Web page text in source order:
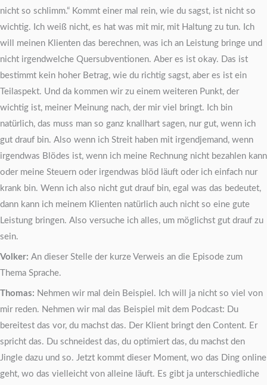
nicht so schlimm.“ Kommt einer mal rein, wie du sagst, ist nicht so
wichtig. Ich weiß nicht, es hat was mit mir, mit Haltung zu tun. Ich
will meinen Klienten das berechnen, was ich an Leistung bringe und
nicht irgendwelche Quersubventionen. Aber es ist okay. Das ist
bestimmt kein hoher Betrag, wie du richtig sagst, aber es ist ein
Teilaspekt. Und da kommen wir zu einem weiteren Punkt, der
wichtig ist, meiner Meinung nach, der mir viel bringt. Ich bin
natürlich, das muss man so ganz knallhart sagen, nur gut, wenn ich
gut drauf bin. Also wenn ich Streit haben mit irgendjemand, wenn
irgendwas Blödes ist, wenn ich meine Rechnung nicht bezahlen kann
oder meine Steuern oder irgendwas blöd läuft oder ich einfach nur
krank bin. Wenn ich also nicht gut drauf bin, egal was das bedeutet,
dann kann ich meinem Klienten natürlich auch nicht so eine gute
Leistung bringen. Also versuche ich alles, um möglichst gut drauf zu
sein.
Volker: An dieser Stelle der kurze Verweis an die Episode zum
Thema Sprache.
Thomas: Nehmen wir mal dein Beispiel. Ich will ja nicht so viel von
mir reden. Nehmen wir mal das Beispiel mit dem Podcast: Du
bereitest das vor, du machst das. Der Klient bringt den Content. Er
spricht das. Du schneidest das, du optimiert das, du machst den
Jingle dazu und so. Jetzt kommt dieser Moment, wo das Ding online
geht, wo das vielleicht von alleine läuft. Es gibt ja unterschiedliche